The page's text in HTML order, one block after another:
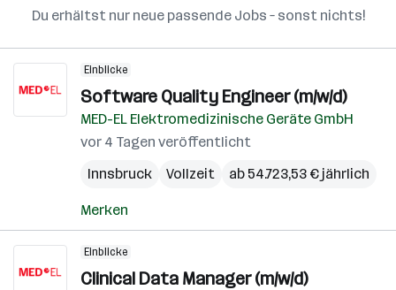
Du erhältst nur neue passende Jobs – sonst nichts!
Einblicke
Software Quality Engineer (m/w/d)
MED-EL Elektromedizinische Geräte GmbH
vor 4 Tagen veröffentlicht
Innsbruck
Vollzeit ab 54.723,53 € jährlich
Merken
Einblicke
Clinical Data Manager (m/w/d)